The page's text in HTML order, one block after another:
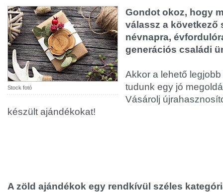
Stock fotó
Gondot okoz, hogy
válassz a következő
névnapra,
generációs családi
Akkor a lehető
tudunk egy jó
Vásárolj
készült ajándékokat!
A zöld ajándékok egy rendkívül széles